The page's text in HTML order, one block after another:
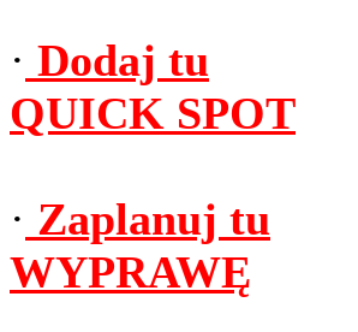
· Dodaj tu
QUICK SPOT
· Zaplanuj tu
WYPRAWĘ